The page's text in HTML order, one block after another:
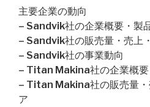
主要企業の動向
– Sandvik社の企業概要・製
– Sandvik社の販売量・売上
– Sandvik社の事業動向
– Titan Makina社の企業概要
– Titan Makina社の販売量・
ア